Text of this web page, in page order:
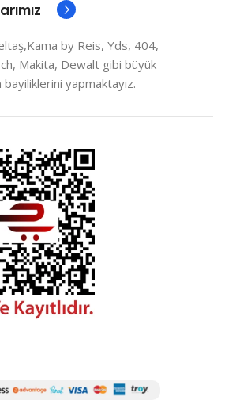
by Reis, Yds, 404,
Makita, Dewalt gibi büyük
bayiliklerini yapmaktayız.